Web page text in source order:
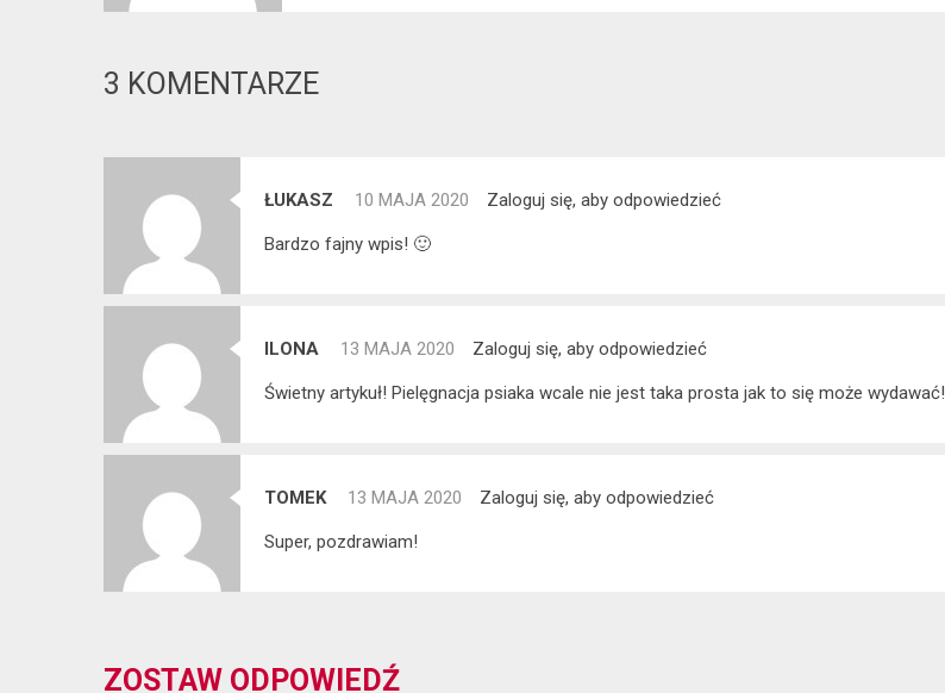
3 KOMENTARZE
ŁUKASZ 10 MAJA 2020 Zaloguj się, aby odpowiedzieć
Bardzo fajny wpis! 🙂
ILONA 13 MAJA 2020 Zaloguj się, aby odpowiedzieć
Świetny artykuł! Pielęgnacja psiaka wcale nie jest taka prosta jak to się może wydawać!
TOMEK 13 MAJA 2020 Zaloguj się, aby odpowiedzieć
Super, pozdrawiam!
ZOSTAW ODPOWIEDŹ